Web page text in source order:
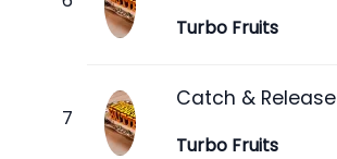
Turbo Fruits
Catch & Release
Turbo Fruits